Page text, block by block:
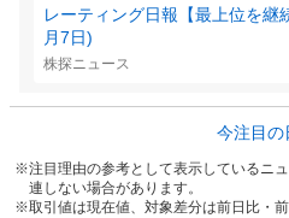
レーティング日報【最上位を
月7日)
株探ニュース
今注目の
注目理由の参考として表示しているニ
連しない場合があります。
取引値は現在値、対象差分は前日比・